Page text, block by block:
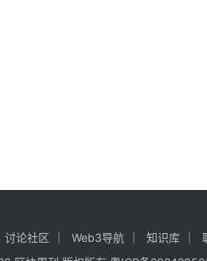
讨论社区 Web3导航 知识库